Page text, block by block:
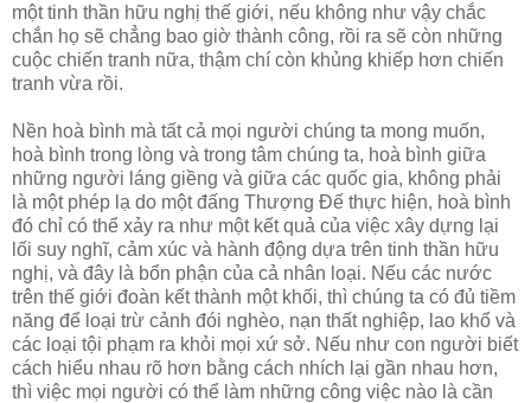
một tinh thần hữu nghị thế giới, nếu không như vậy chắc
chắn họ sẽ chẳng bao giờ thành công, rồi ra sẽ còn những
cuộc chiến tranh nữa, thậm chí còn khủng khiếp hơn chiến
tranh vừa rồi.
Nền hoà bình mà tất cả mọi người chúng ta mong muốn,
hoà bình trong lòng và trong tâm chúng ta, hoà bình giữa
những người láng giềng và giữa các quốc gia, không phải
là một phép lạ do một đấng Thượng Ðế thực hiện, hoà bình
đó chỉ có thể xảy ra như một kết quả của việc xây dựng lại
lối suy nghĩ, cảm xúc và hành động dựa trên tinh thần hữu
nghị, và đây là bổn phận của cả nhân loại. Nếu các nước
trên thế giới đoàn kết thành một khối, thì chúng ta có đủ tiềm
năng để loại trừ cảnh đói nghèo, nạn thất nghiệp, lao khổ và
các loại tội phạm ra khỏi mọi xứ sở. Nếu như con người biết
cách hiểu nhau rõ hơn bằng cách nhích lại gần nhau hơn,
thì việc mọi người có thể làm những công việc nào là cần